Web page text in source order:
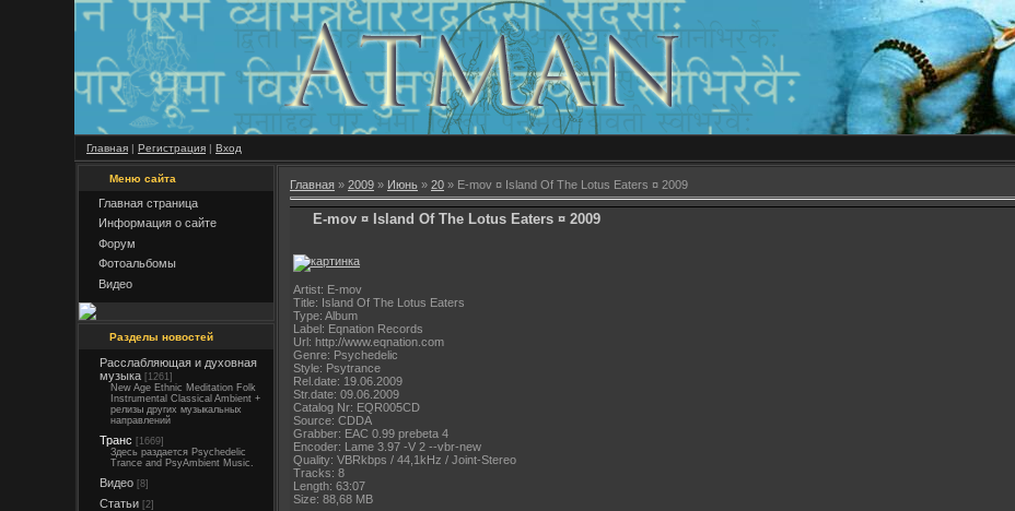
Главная | Регистрация | Вход
Меню сайта
Главная страница
Информация о сайте
Форум
Фотоальбомы
Видео
Разделы новостей
Расслабляющая и духовная
музыка [1261]
New Age Ethnic Meditation Folk
Instrumental Classical Ambient +
релизы других музыкальных
направлений
Транс [1669]
Здесь раздается Psychedelic
Trance and PsyAmbient Music.
Видео [8]
Статьи [2]
Главная » 2009 » Июнь » 20 » E-mov ¤ Island Of The Lotus Eaters ¤ 2009
E-mov ¤ Island Of The Lotus Eaters ¤ 2009
Artist: E-mov
Title: Island Of The Lotus Eaters
Type: Album
Label: Eqnation Records
Url: http://www.eqnation.com
Genre: Psychedelic
Style: Psytrance
Rel.date: 19.06.2009
Str.date: 09.06.2009
Catalog Nr: EQR005CD
Source: CDDA
Grabber: EAC 0.99 prebeta 4
Encoder: Lame 3.97 -V 2 --vbr-new
Quality: VBRkbps / 44,1kHz / Joint-Stereo
Tracks: 8
Length: 63:07
Size: 88,68 MB